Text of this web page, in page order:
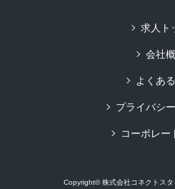
求人ト
会社
よくあ
プライバシ
コーポレー
Copyright© 株式会社コネクトス